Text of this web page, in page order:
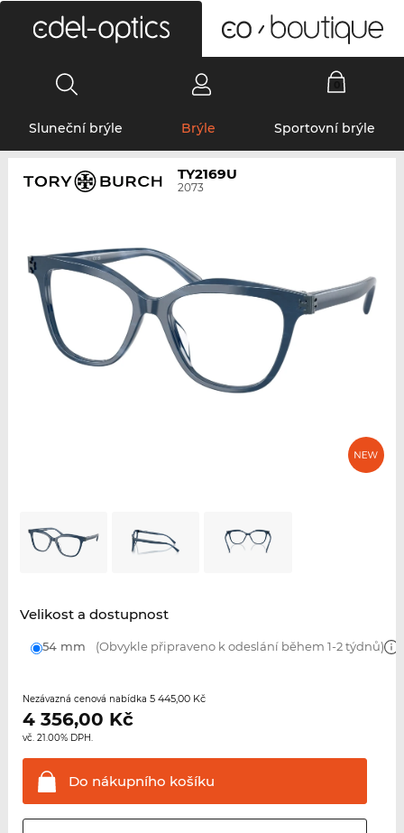
Sluneční brýle Brýle Sportovní brýle
TY2169U
2073
Velikost a dostupnost
54 mm (Obvykle připraveno k odeslání během 1-2 týdnů)
Nezávazná cenová nabídka 5 445,00 Kč
4 356,00 Kč
vč. 21.00% DPH.
Do nákupního košíku